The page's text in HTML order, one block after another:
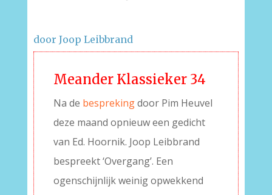
door Joop Leibbrand
Meander Klassieker 34
Na de besprekingdoor Pim Heuvel
deze maand opnieuw een gedicht
van Ed. Hoornik. Joop Leibbrand
bespreekt ‘Overgang’. Een
ogenschijnlijk weinig opwekkend